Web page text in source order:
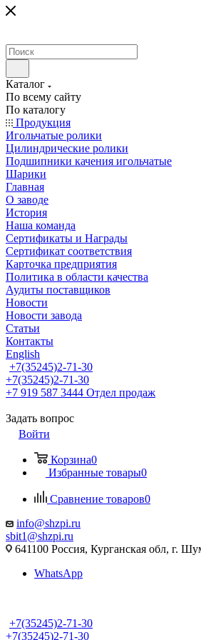
Каталог
По всему сайту
По каталогу
Продукция
Игольчатые ролики
Цилиндрические ролики
Подшипники качения игольчатые
Шарики
Главная
О заводе
История
Наша команда
Сертификаты и Награды
Сертификат соответствия
Карточка предприятия
Политика в области качества
Аудиты поставщиков
Новости
Новости завода
Статьи
Контакты
English
+7(35245)2-71-30
+7(35245)2-71-30
+7 919 587 3444 Отдел продаж
Задать вопрос
Войти
Корзина0
Избранные товары0
Сравнение товаров0
info@shzpi.ru
sbit1@shzpi.ru
641100 Россия, Курганская обл, г.
WhatsApp
+7(35245)2-71-30
+7(35245)2-71-30